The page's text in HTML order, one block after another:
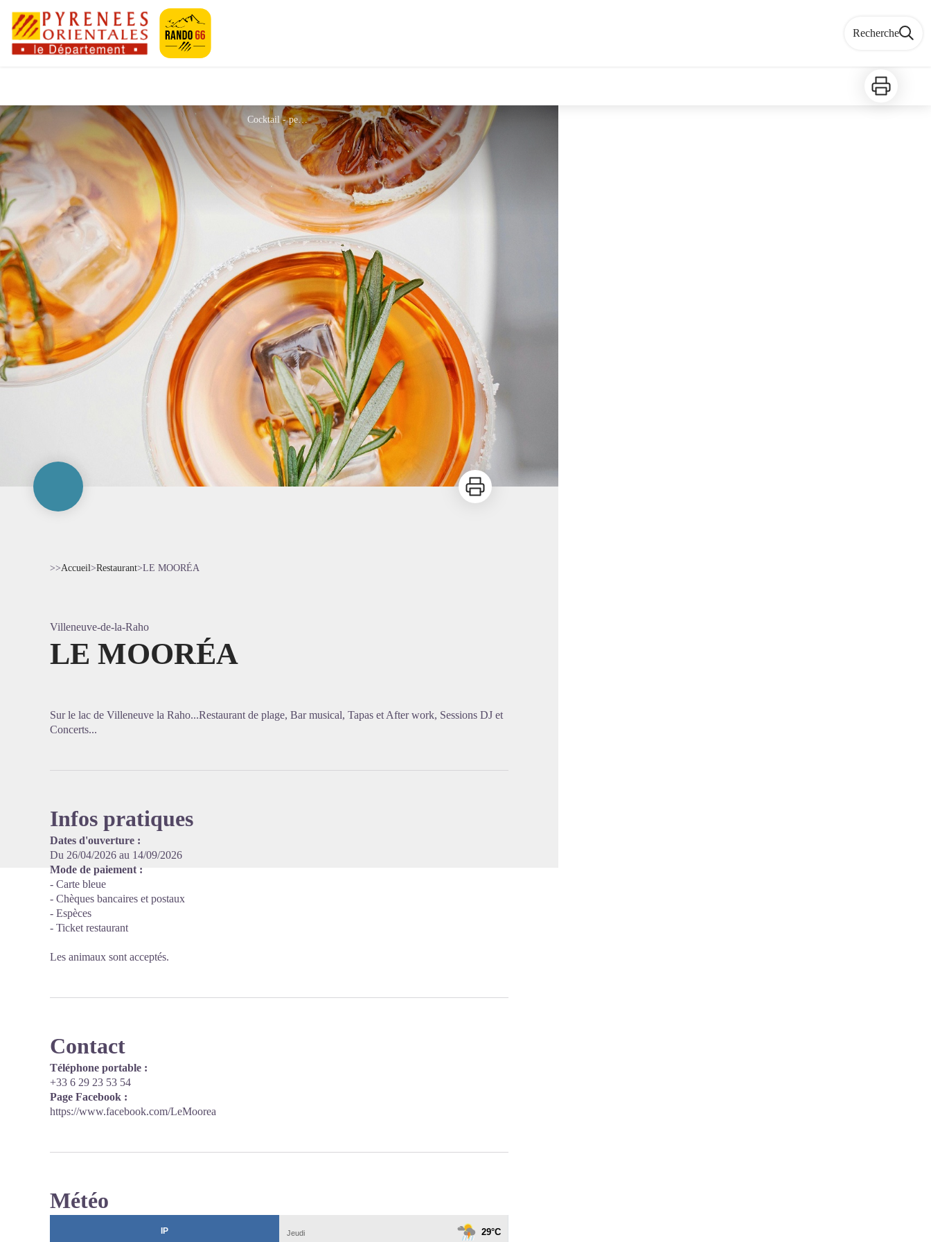
Recherche
Imprimer
Cocktail - pexels
Imprimer
>>Accueil>Restaurant>LE MOORÉA
Villeneuve-de-la-Raho
LE MOORÉA
Sur le lac de Villeneuve la Raho...Restaurant de plage, Bar musical, Tapas et After work, Sessions DJ et
Concerts...
Infos pratiques
Dates d'ouverture :
Du 26/04/2026 au 14/09/2026
Mode de paiement :
- Carte bleue
- Chèques bancaires et postaux
- Espèces
- Ticket restaurant
Les animaux sont acceptés.
Contact
Téléphone portable :
+33 6 29 23 53 54
Page Facebook :
https://www.facebook.com/LeMoorea
Météo